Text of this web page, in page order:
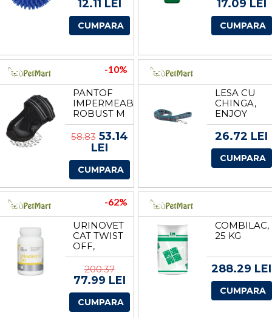
12.11 LEI
CUMPARA
17.09 LEI
CUMPARA
-10%
PANTOF
IMPERMEABIL
ROBUST M
2 BUCATI
NEGRU
19463
58.8353.14
LEI
CUMPARA
LESA CU
CHINGA,
ENJOY
STRONG,
20 MM
26.72 LEI
CUMPARA
-62%
URINOVET
CAT TWIST
OFF,
VETEXPERT,
45
CAPSULE
200.37
77.99 LEI
CUMPARA
COMBILAC,
25 KG
288.29 LEI
CUMPARA